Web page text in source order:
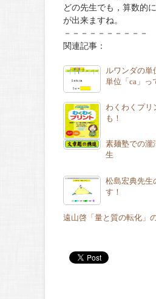
どの先生でも，算数的
が出来ますね。
－－－－－－－－－－
関連記事：
ルワンダの単
単位「ca」っ
わくわくプリ
も！
素麺塾での瀧
生
松島宏典先生
す！
遠山啓「量と質の転化」